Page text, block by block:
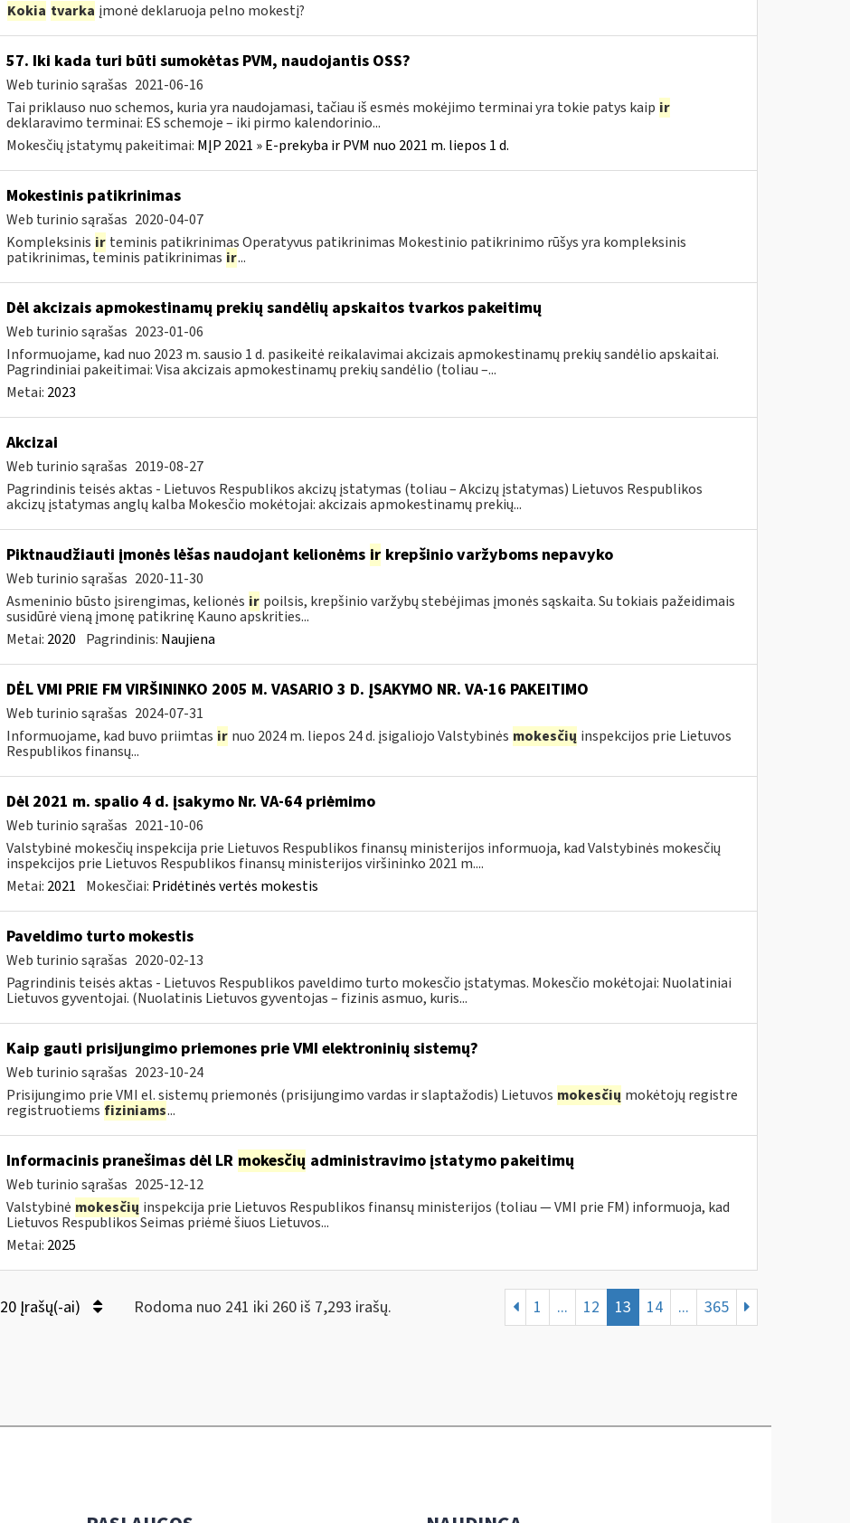
Kokia tvarka įmonė deklaruoja pelno mokestį?
57. Iki kada turi būti sumokėtas PVM, naudojantis OSS?
Web turinio sąrašas 2021-06-16
Tai priklauso nuo schemos, kuria yra naudojamasi, tačiau iš esmės mokėjimo terminai yra tokie patys kaip ir
deklaravimo terminai: ES schemoje – iki pirmo kalendorinio...
Mokesčių įstatymų pakeitimai: MĮP 2021 » E-prekyba ir PVM nuo 2021 m. liepos 1 d.
Mokestinis patikrinimas
Web turinio sąrašas 2020-04-07
Kompleksinis ir teminis patikrinimas Operatyvus patikrinimas Mokestinio patikrinimo rūšys yra kompleksinis
patikrinimas, teminis patikrinimas ir...
Dėl akcizais apmokestinamų prekių sandėlių apskaitos tvarkos pakeitimų
Web turinio sąrašas 2023-01-06
Informuojame, kad nuo 2023 m. sausio 1 d. pasikeitė reikalavimai akcizais apmokestinamų prekių sandėlio apskaitai.
Pagrindiniai pakeitimai: Visa akcizais apmokestinamų prekių sandėlio (toliau –...
Metai: 2023
Akcizai
Web turinio sąrašas 2019-08-27
Pagrindinis teisės aktas - Lietuvos Respublikos akcizų įstatymas (toliau – Akcizų įstatymas) Lietuvos Respublikos
akcizų įstatymas anglų kalba Mokesčio mokėtojai: akcizais apmokestinamų prekių...
Piktnaudžiauti įmonės lėšas naudojant kelionėms irkrepšinio varžyboms nepavyko
Web turinio sąrašas 2020-11-30
Asmeninio būsto įsirengimas, kelionės ir poilsis, krepšinio varžybų stebėjimas įmonės sąskaita. Su tokiais pažeidimais
susidūrė vieną įmonę patikrinę Kauno apskrities...
Metai: 2020 Pagrindinis: Naujiena
DĖL VMI PRIE FM VIRŠININKO 2005 M. VASARIO 3 D. ĮSAKYMO NR. VA-16 PAKEITIMO
Web turinio sąrašas 2024-07-31
Informuojame, kad buvo priimtas ir nuo 2024 m. liepos 24 d. įsigaliojo Valstybinės mokesčių inspekcijos prie Lietuvos
Respublikos finansų...
Dėl 2021 m. spalio 4 d. įsakymo Nr. VA-64 priėmimo
Web turinio sąrašas 2021-10-06
Valstybinė mokesčių inspekcija prie Lietuvos Respublikos finansų ministerijos informuoja, kad Valstybinės mokesčių
inspekcijos prie Lietuvos Respublikos finansų ministerijos viršininko 2021 m....
Metai: 2021 Mokesčiai: Pridėtinės vertės mokestis
Paveldimo turto mokestis
Web turinio sąrašas 2020-02-13
Pagrindinis teisės aktas - Lietuvos Respublikos paveldimo turto mokesčio įstatymas. Mokesčio mokėtojai: Nuolatiniai
Lietuvos gyventojai. (Nuolatinis Lietuvos gyventojas – fizinis asmuo, kuris...
Kaip gauti prisijungimo priemones prie VMI elektroninių sistemų?
Web turinio sąrašas 2023-10-24
Prisijungimo prie VMI el. sistemų priemonės (prisijungimo vardas ir slaptažodis) Lietuvos mokesčių mokėtojų registre
registruotiems fiziniams...
Informacinis pranešimas dėl LR mokesčių administravimo įstatymo pakeitimų
Web turinio sąrašas 2025-12-12
Valstybinė mokesčių inspekcija prie Lietuvos Respublikos finansų ministerijos (toliau — VMI prie FM) informuoja, kad
Lietuvos Respublikos Seimas priėmė šiuos Lietuvos...
Metai: 2025
20 Įrašų(-ai) Rodoma nuo 241 iki 260 iš 7,293 irašų. 1 ... 12 13 14 ... 365